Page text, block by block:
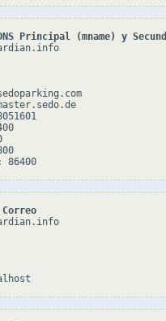
Principal (mname) y
minimum-ttl: 86400